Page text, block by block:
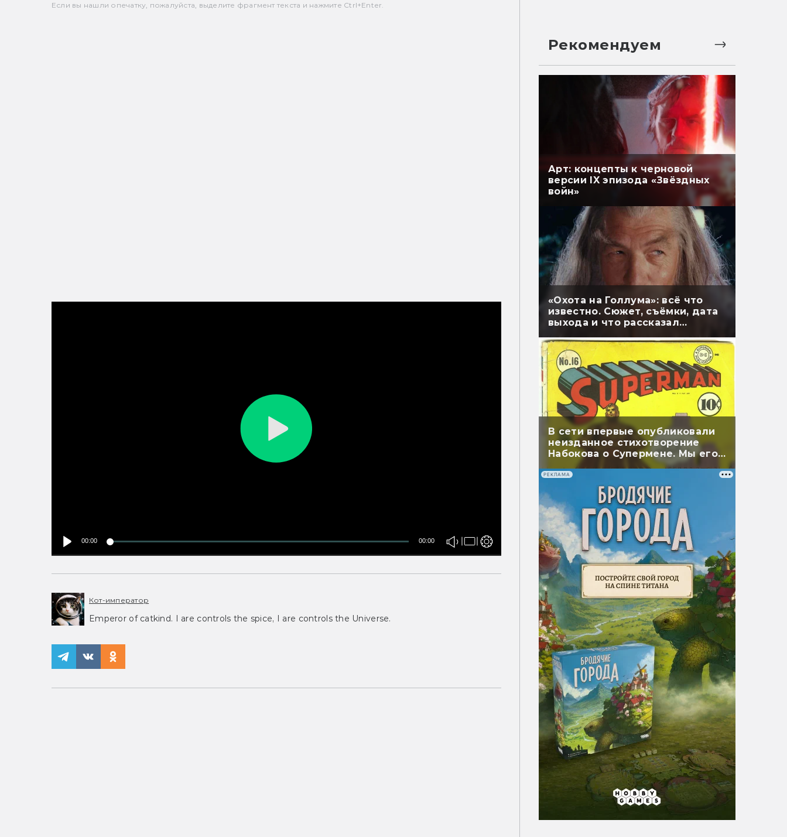
Если вы нашли опечатку, пожалуйста, выделите фрагмент текста и нажмите Ctrl+Enter.
00:00 00:00
Кот-император
Emperor of catkind. I are controls the spice, I are controls the Universe.
Рекомендуем
Арт: концепты к черновой
версии IX эпизода «Звёздных
войн»
«Охота на Голлума»: всё что
известно. Сюжет, съёмки, дата
выхода и что рассказал
В сети впервые опубликовали
неизданное стихотворение
Набокова о Супермене. Мы его
перевели
РЕКЛАМА